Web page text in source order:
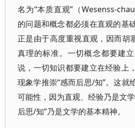
名为“本质直观”（Wesenss-
的问题和概念都必须在直观的基
正是由于高度重视直观，因而胡
真理的标准。一切概念都要建
说，一切知识都要建立在经验上
现象学推崇“感而后思/知”。这就
可能性，因为直观、经验乃是文
后思/知”乃是文学的基本精神。